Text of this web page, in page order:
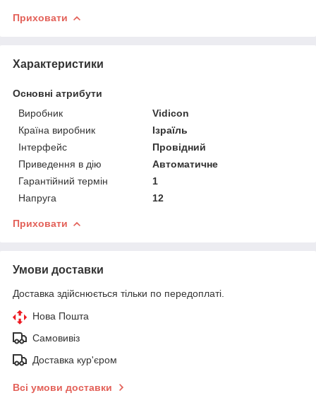
Приховати
Характеристики
Основні атрибути
Виробник
Vidicon
Країна виробник
Ізраїль
Інтерфейс
Провідний
Приведення в дію
Автоматичне
Гарантійний термін
1
Напруга
12
Приховати
Умови доставки
Доставка здійснюється тільки по передоплаті.
Нова Пошта
Самовивіз
Доставка кур'єром
Всі умови доставки